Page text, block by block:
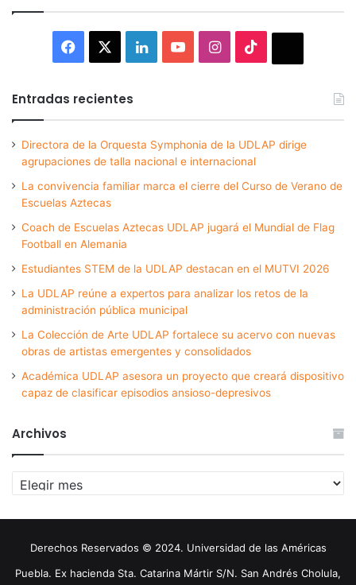
Facebook LinkedInYouTubeInstagram
Entradas recientes
Directora de la Orquesta Symphonia de la UDLAP dirige
agrupaciones de talla nacional e internacional
La convivencia familiar marca el cierre del Curso de Verano de
Escuelas Aztecas
Coach de Escuelas Aztecas UDLAP jugará el Mundial de Flag
Football en Alemania
Estudiantes STEM de la UDLAP destacan en el MUTVI 2026
La UDLAP reúne a expertos para analizar los retos de la
administración pública municipal
La Colección de Arte UDLAP fortalece su acervo con nuevas
obras de artistas emergentes y consolidados
Académica UDLAP asesora un proyecto que creará dispositivo
capaz de clasificar episodios ansioso-depresivos
Archivos
Archivos
Derechos Reservados © 2024. Universidad de las Américas
Puebla. Ex hacienda Sta. Catarina Mártir S/N. San Andrés Cholula,